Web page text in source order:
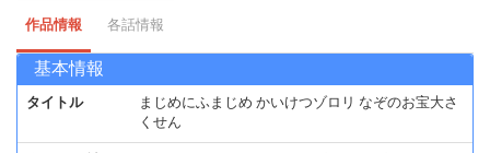
作品情報 各話情報
基本情報
タイトル
まじめにふまじめ かいけつゾロリ なぞのお宝大さ
くせん